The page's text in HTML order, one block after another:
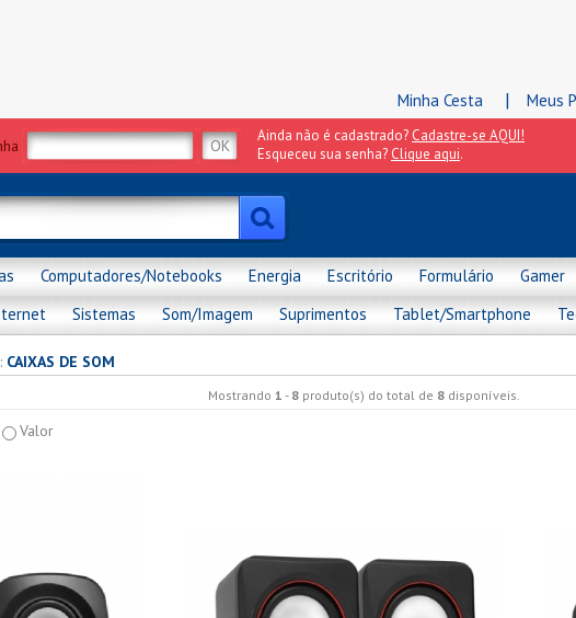
Minha Cesta | Meus
Ainda não é cadastrado? Cadastre-se AQUI!
Esqueceu sua senha? Clique aqui.
Computadores/Notebooks Energia Escritório Formulário Gamer
Sistemas Som/Imagem Suprimentos Tablet/Smartphone
: CAIXAS DE SOM
Mostrando 1 - 8produto(s) do total de 8disponíveis.
Valor